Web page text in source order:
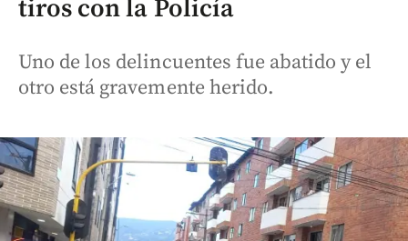
tiros con la Policía
Uno de los delincuentes fue abatido y el
otro está gravemente herido.